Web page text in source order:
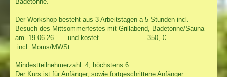
Der Workshop besteht aus 3 Arbeitstagen a 5 Stunden incl.
Besuch des Mittsommerfestes mit Grillabend, Badetonne/Sauna
am 19.06.26 und kostet 350,-€
incl. Moms/MWSt.
Mindestteilnehmerzahl: 4, höchstens 6
Der Kurs ist für Anfänger, sowie fortgeschrittene Anfänger